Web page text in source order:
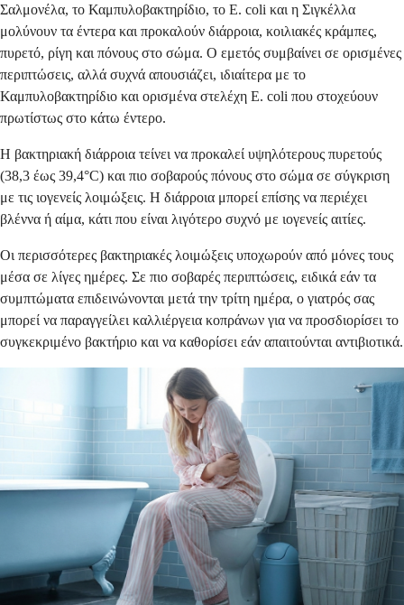
Σαλμονέλα, το Καμπυλοβακτηρίδιο, το E. coli και η Σιγκέλλα
μολύνουν τα έντερα και προκαλούν διάρροια, κοιλιακές κράμπες,
πυρετό, ρίγη και πόνους στο σώμα. Ο εμετός συμβαίνει σε ορισμένες
περιπτώσεις, αλλά συχνά απουσιάζει, ιδιαίτερα με το
Καμπυλοβακτηρίδιο και ορισμένα στελέχη E. coli που στοχεύουν
πρωτίστως στο κάτω έντερο.
Η βακτηριακή διάρροια τείνει να προκαλεί υψηλότερους πυρετούς
(38,3 έως 39,4°C) και πιο σοβαρούς πόνους στο σώμα σε σύγκριση
με τις ιογενείς λοιμώξεις. Η διάρροια μπορεί επίσης να περιέχει
βλέννα ή αίμα, κάτι που είναι λιγότερο συχνό με ιογενείς αιτίες.
Οι περισσότερες βακτηριακές λοιμώξεις υποχωρούν από μόνες τους
μέσα σε λίγες ημέρες. Σε πιο σοβαρές περιπτώσεις, ειδικά εάν τα
συμπτώματα επιδεινώνονται μετά την τρίτη ημέρα, ο γιατρός σας
μπορεί να παραγγείλει καλλιέργεια κοπράνων για να προσδιορίσει το
συγκεκριμένο βακτήριο και να καθορίσει εάν απαιτούνται αντιβιοτικά.